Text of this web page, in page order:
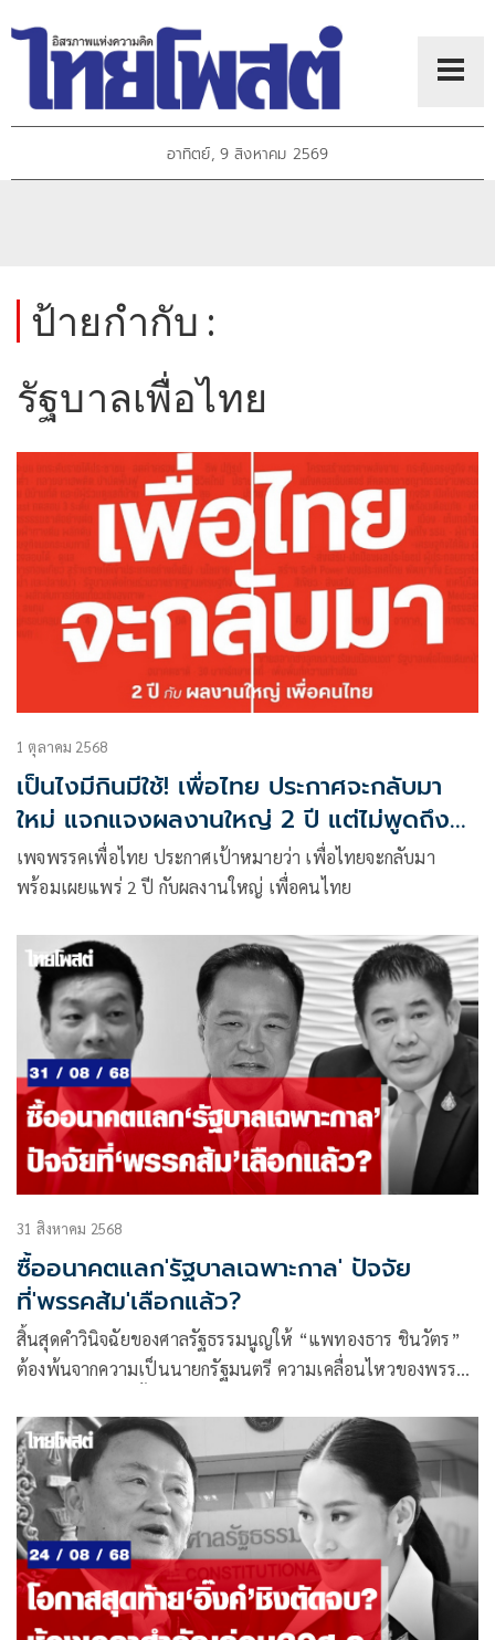
อาทิตย์, 9 สิงหาคม 2569
ป้ายกำกับ :
รัฐบาลเพื่อไทย
1 ตุลาคม 2568
เป็นไงมีกินมีใช้! เพื่อไทย ประกาศจะกลับมา
ใหม่ แจกแจงผลงานใหญ่ 2 ปี แต่ไม่พูดถึง
ปัญหาชายแดนสักคำ
เพจพรรคเพื่อไทย ประกาศเป้าหมายว่า เพื่อไทยจะกลับมา
พร้อมเผยแพร่ 2 ปี กับผลงานใหญ่ เพื่อคนไทย
31 สิงหาคม 2568
ซื้ออนาคตแลก'รัฐบาลเฉพาะกาล' ปัจจัย
ที่'พรรคส้ม'เลือกแล้ว?
สิ้นสุดคำวินิจฉัยของศาลรัฐธรรมนูญให้ “แพทองธาร ชินวัตร”
ต้องพ้นจากความเป็นนายกรัฐมนตรี ความเคลื่อนไหวของพรรค
เริ่มขึ้นในวัน